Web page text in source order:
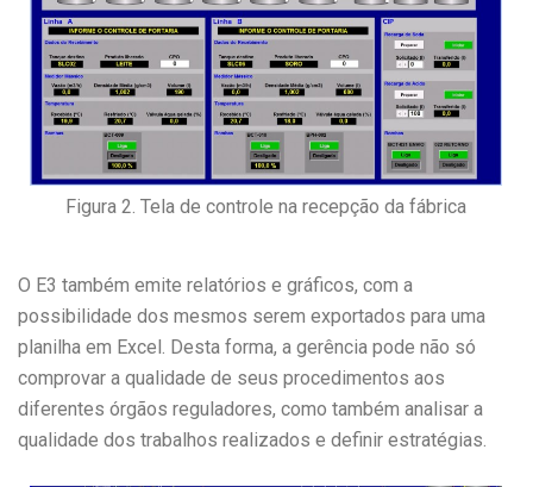
Figura 2. Tela de controle na recepção da fábrica
O E3 também emite relatórios e gráficos, com a
possibilidade dos mesmos serem exportados para uma
planilha em Excel. Desta forma, a gerência pode não só
comprovar a qualidade de seus procedimentos aos
diferentes órgãos reguladores, como também analisar a
qualidade dos trabalhos realizados e definir estratégias.